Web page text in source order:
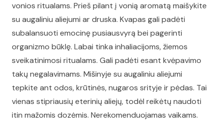
vonios ritualams. Prieš pilant į vonią aromatą maišykite
su augaliniu aliejumi ar druska. Kvapas gali padėti
subalansuoti emocinę pusiausvyrą bei pagerinti
organizmo būklę. Labai tinka inhaliacijoms, žiemos
sveikatinimosi ritualams. Gali padėti esant kvėpavimo
takų negalavimams. Mišinyje su augaliniu aliejumi
tepkite ant odos, krūtinės, nugaros srityje ir pėdas. Tai
vienas stipriausių eterinių aliejų, todėl reikėtų naudoti
itin mažomis dozėmis. Nerekomenduojamas vaikams.